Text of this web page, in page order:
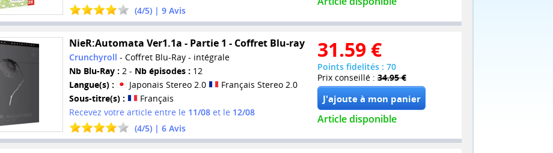
(4/5) | 9Avis
NieR:Automata Ver1.1a - Partie 1 - Coffret Blu-ray
Crunchyroll - Coffret Blu-Ray - intégrale
Nb Blu-Ray : 2 - Nb épisodes : 12
Langue(s) :
Japonais Stereo 2.0
Français Stereo 2.0
Sous-titre(s) :
Français
Recevez votre article entre le 11/08et le 12/08
(4/5) | 6Avis
31.59 €
Points fidelités : 70
Prix conseillé : 34.95 €
Article disponible